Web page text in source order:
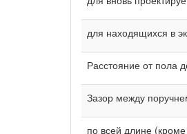
для находящихся в
Расстояние от пола
Зазор между
по всей длине (кроме